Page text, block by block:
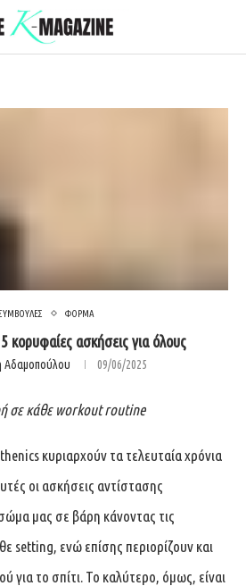
ΦΟΡΜΑ
κορυφαίες ασκήσεις για όλους
Αδαμοπούλου 09/06/2025
σε κάθε workoutroutine
κυριαρχούν τα τελευταία χρόνια
οι ασκήσεις αντίστασης
μας σε βάρη κάνοντας τις
setting, ενώ επίσης περιορίζουν και
για το σπίτι. Το καλύτερο, όμως, είναι